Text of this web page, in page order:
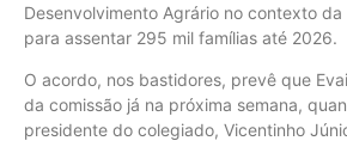
Desenvolvimento Agrário no contexto
para assentar 295 mil famílias até 2026.
O acordo, nos bastidores, prevê que
da comissão já na próxima semana,
presidente do colegiado, Vicentinho